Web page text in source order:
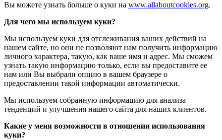
Вы можете узнать больше о куки на www.allaboutcookies.org.
Для чего мы используем куки?
Мы используем куки для отслеживания ваших действий на
нашем сайте, но они не позволяют нам получить информацию
личного характера, такую, как ваше имя и адрес. Мы сможем
узнать такую информацию только, если вы предоставите ее
нам или Вы выбрали опцию в вашем браузере о
предоставлении такой информации автоматически.
Мы используем собранную информацию для анализа
тенденций и улучшения нашего сайта для наших клиентов.
Какие у меня возможности в отношении использования
куки?